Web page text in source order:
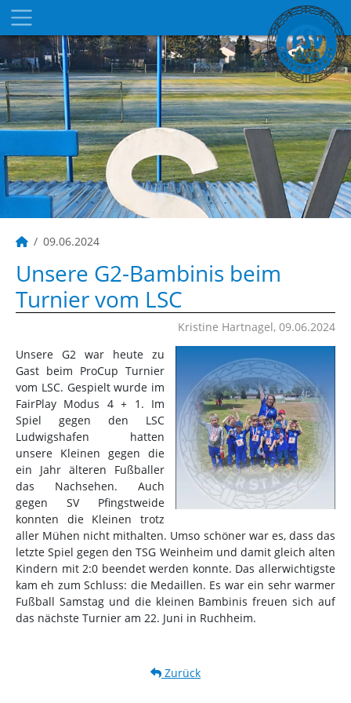
09.06.2024
Unsere G2-Bambinis beim
Turnier vom LSC
Kristine Hartnagel, 09.06.2024
Unsere G2 war heute zu
Gast beim ProCup Turnier
vom LSC. Gespielt wurde im
FairPlay Modus 4 + 1. Im
Spiel gegen den LSC
Ludwigshafen hatten
unsere Kleinen gegen die
ein Jahr älteren Fußballer
das Nachsehen. Auch
gegen SV Pfingstweide
konnten die Kleinen trotz
aller Mühen nicht mithalten. Umso schöner war es, dass das
letzte Spiel gegen den TSG Weinheim und damit gleich alten
Kindern mit 2:0 beendet werden konnte. Das allerwichtigste
kam eh zum Schluss: die Medaillen. Es war ein sehr warmer
Fußball Samstag und die kleinen Bambinis freuen sich auf
das nächste Turnier am 22. Juni in Ruchheim.
Zurück